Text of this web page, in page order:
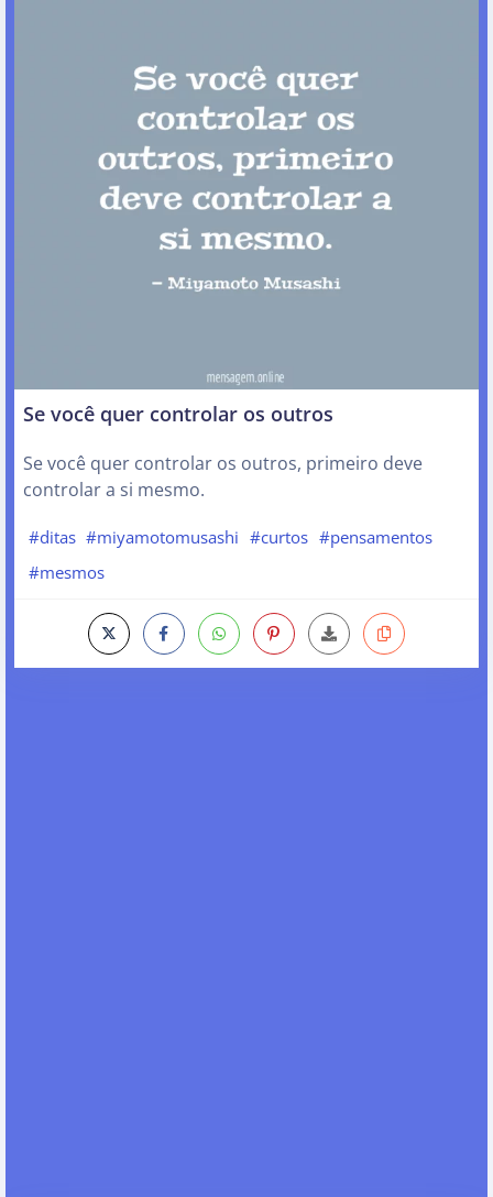
Se você quer controlar os outros
Se você quer controlar os outros, primeiro deve
controlar a si mesmo.
#ditas #miyamotomusashi #curtos #pensamentos
#mesmos